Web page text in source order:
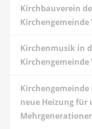
Kirchbauverein
Kirchengemeinde
Kirchenmusik in
Kirchengemeinde
Kirchengemeinde
neue Heizung für